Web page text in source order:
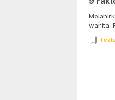
wanita.